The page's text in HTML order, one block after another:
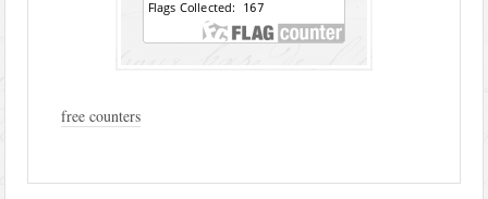
free counters